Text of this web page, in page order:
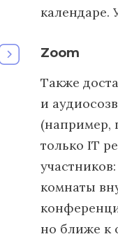
календаре.
Zoom
Также
и
(например,
только IT
комнаты
но ближе к